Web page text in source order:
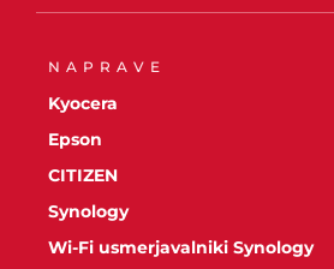
NAPRAVE
Kyocera
Epson
CITIZEN
Synology
Wi-Fi usmerjavalniki Synology